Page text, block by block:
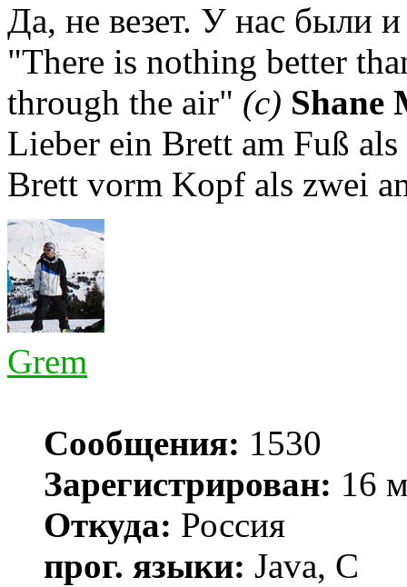
Да, не везет. У нас были
"There is nothing better
through the air" (с) Shane
Lieber ein Brett am Fuß
Brett vorm Kopf als zwei
Grem
Сообщения: 1530
Зарегистрирован: 16
Откуда: Россия
прог. языки: Java, C